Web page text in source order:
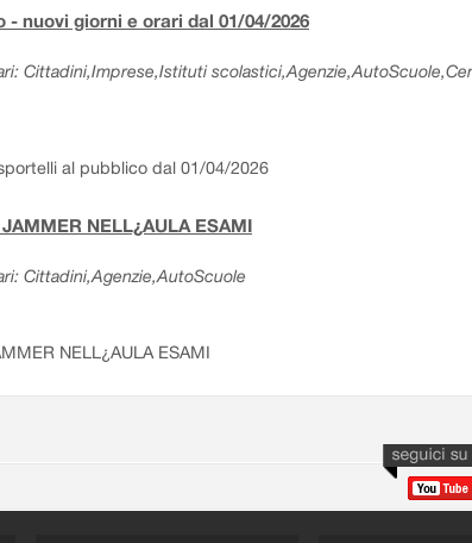
nuovi giorni e orari dal 01/04/2026
Cittadini,Imprese,Istituti
al pubblico dal 01/04/2026
NELL¿AULA ESAMI
Cittadini,Agenzie,AutoScuole
NELL¿AULA ESAMI